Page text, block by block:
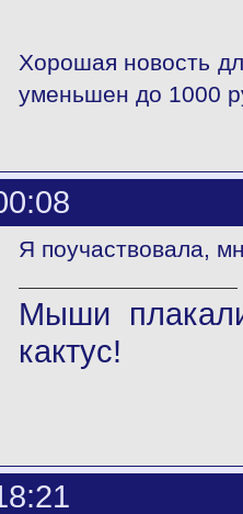
Хорошая новость
уменьшен до 1000
Я поучаствовала,
Мыши
кактус!